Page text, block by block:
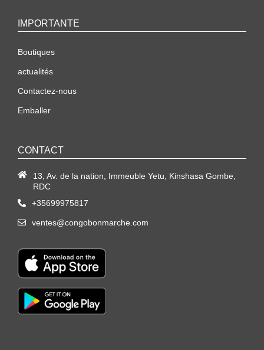
IMPORTANTE
Boutiques
actualités
Contactez-nous
Emballer
CONTACT
13, Av. de la nation, Immeuble Yetu, Kinshasa Gombe,
RDC
+35699975817
ventes@congobonmarche.com